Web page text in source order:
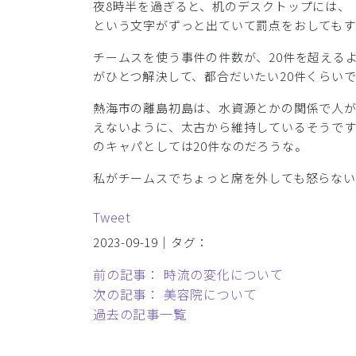
夜8時半を過ぎると、机のデスクトップには
という文字がずっと出ていて罰点をおしても
チームスを使う事件の件数が、20件を超える
がひとつ解決して、都合だいたい20件くらい
熱海市の離島初島は、水資源とかの関係で人
えないように、太古から維持しているそうで
のキャパとしては20件なのだろうな。
私がチームスでちょっと席を外しても怒らな
Tweet
2023-09-19｜タグ：
前の記事： 時流の変化について
次の記事： 美容院について
過去の記事一覧